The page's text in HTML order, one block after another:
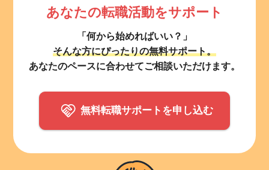
あなたの転職活動をサポート
「何から始めればいい？」
そんな方にぴったりの無料サポート。
あなたのペースに合わせてご相談いただけます。
無料転職サポートを申し込む